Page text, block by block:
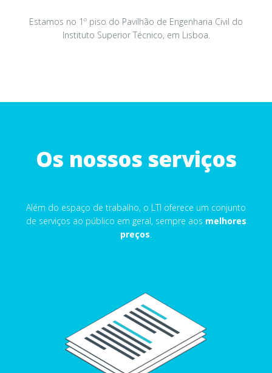
Estamos no 1º piso do Pavilhão de Engenharia Civil do
Instituto Superior Técnico, em Lisboa.
Os nossos serviços
Além do espaço de trabalho, o LTI oferece um conjunto
de serviços ao público em geral, sempre aos melhores
preços.